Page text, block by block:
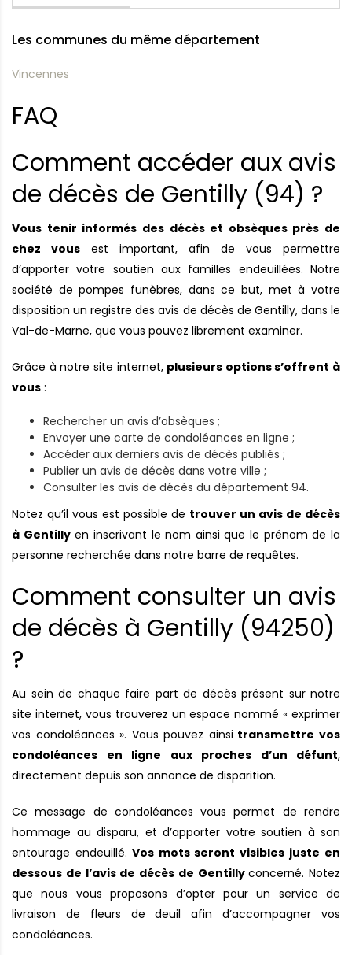
Les communes du même département
Vincennes
FAQ
Comment accéder aux avis
de décès de Gentilly (94) ?
Vous tenir informés des décès et obsèques près de
chez vous est important, afin de vous permettre
d’apporter votre soutien aux familles endeuillées. Notre
société de pompes funèbres, dans ce but, met à votre
disposition un registre des avis de décès de Gentilly, dans le
Val-de-Marne, que vous pouvez librement examiner.
Grâce à notre site internet, plusieurs options s’offrent à
vous :
Rechercher un avis d’obsèques ;
Envoyer une carte de condoléances en ligne ;
Accéder aux derniers avis de décès publiés ;
Publier un avis de décès dans votre ville ;
Consulter les avis de décès du département 94.
Notez qu’il vous est possible de trouver un avis de décès
à Gentillyen inscrivant le nom ainsi que le prénom de la
personne recherchée dans notre barre de requêtes.
Comment consulter un avis
de décès à Gentilly (94250)
?
Au sein de chaque faire part de décès présent sur notre
site internet, vous trouverez un espace nommé « exprimer
vos condoléances ». Vous pouvez ainsi transmettre vos
condoléances en ligne aux proches d’un défunt,
directement depuis son annonce de disparition.
Ce message de condoléances vous permet de rendre
hommage au disparu, et d’apporter votre soutien à son
entourage endeuillé. Vos mots seront visibles juste en
dessous de l’avis de décès de Gentillyconcerné. Notez
que nous vous proposons d’opter pour un service de
livraison de fleurs de deuil afin d’accompagner vos
condoléances.